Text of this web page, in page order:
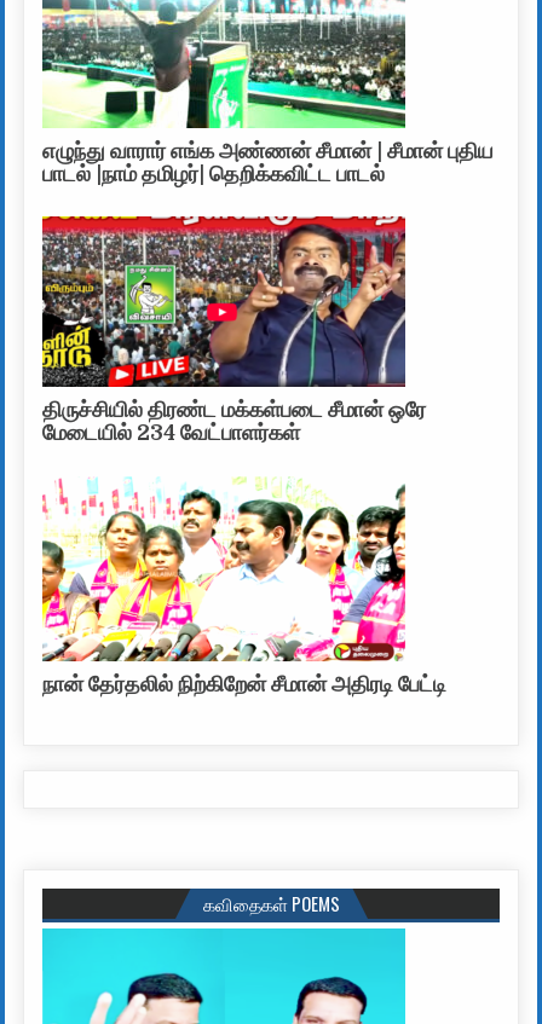
எழுந்து வாரார் எங்க அண்ணன் சீமான் | சீமான் புதிய
பாடல் |நாம் தமிழர்| தெறிக்கவிட்ட பாடல்
திருச்சியில் திரண்ட மக்கள்படை சீமான் ஒரே
மேடையில் 234 வேட்பாளர்கள்
நான் தேர்தலில் நிற்கிறேன் சீமான் அதிரடி பேட்டி
கவிதைகள் POEMS